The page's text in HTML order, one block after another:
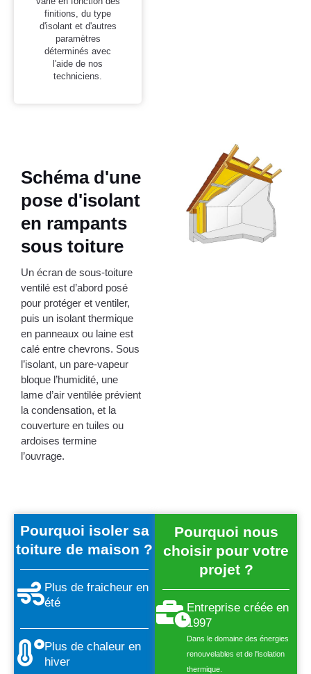
finitions, du type
d'isolant et d'autres
paramètres
déterminés avec
l'aide de nos
techniciens.
Schéma d'une
pose d'isolant
en rampants
sous toiture
Un écran de sous-toiture
ventilé est d’abord posé
pour protéger et ventiler,
puis un isolant thermique
en panneaux ou laine est
calé entre chevrons. Sous
l’isolant, un pare-vapeur
bloque l’humidité, une
lame d’air ventilée prévient
la condensation, et la
couverture en tuiles ou
ardoises termine
l’ouvrage.
Pourquoi isoler sa
toiture de maison ?
Plus de fraicheur en
été
Plus de chaleur en
hiver
Pourquoi nous
choisir pour votre
projet ?
Entreprise créée en
1997
Dans le domaine des énergies
renouvelables et de l'isolation
thermique.